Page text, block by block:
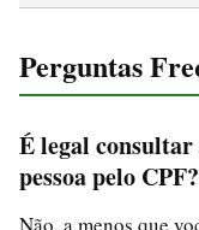
Perguntas
É legal
pessoa pelo CPF?
Não, a menos que